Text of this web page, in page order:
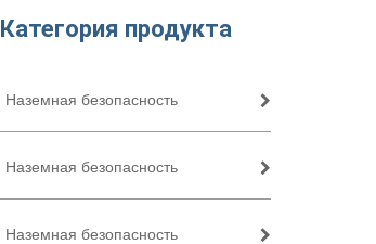
Категория продукта
Наземная безопасность
Наземная безопасность
Наземная безопасность